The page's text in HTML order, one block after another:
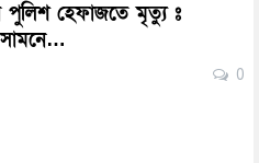
পুলিশ হেফাজতে মৃত্যু ঃ
সামনে…
0